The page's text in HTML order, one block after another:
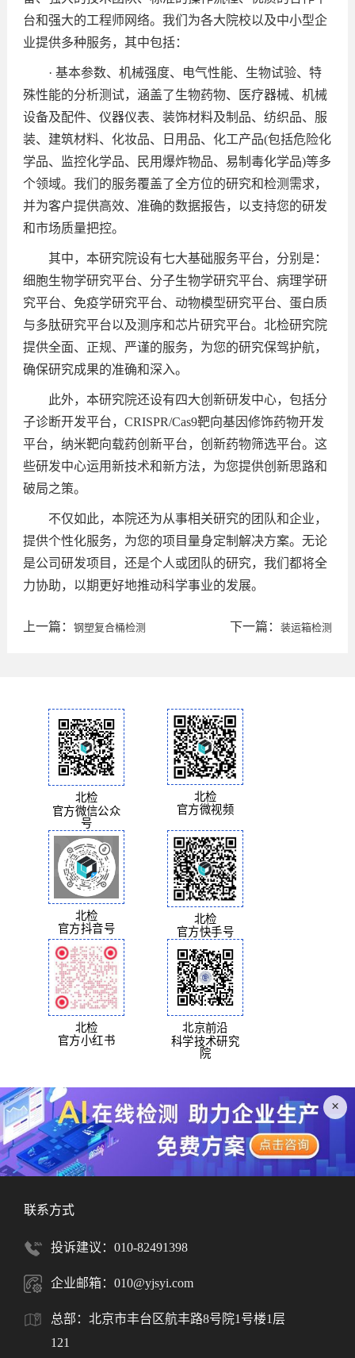
台和强大的工程师网络。我们为各大院校以及中小型企
业提供多种服务，其中包括：
· 基本参数、机械强度、电气性能、生物试验、特
殊性能的分析测试，涵盖了生物药物、医疗器械、机械
设备及配件、仪器仪表、装饰材料及制品、纺织品、服
装、建筑材料、化妆品、日用品、化工产品(包括危险化
学品、监控化学品、民用爆炸物品、易制毒化学品)等多
个领域。我们的服务覆盖了全方位的研究和检测需求，
并为客户提供高效、准确的数据报告，以支持您的研发
和市场质量把控。
其中，本研究院设有七大基础服务平台，分别是：
细胞生物学研究平台、分子生物学研究平台、病理学研
究平台、免疫学研究平台、动物模型研究平台、蛋白质
与多肽研究平台以及测序和芯片研究平台。北检研究院
提供全面、正规、严谨的服务，为您的研究保驾护航，
确保研究成果的准确和深入。
此外，本研究院还设有四大创新研发中心，包括分
子诊断开发平台，CRISPR/Cas9靶向基因修饰药物开发
平台，纳米靶向载药创新平台，创新药物筛选平台。这
些研发中心运用新技术和新方法，为您提供创新思路和
破局之策。
不仅如此，本院还为从事相关研究的团队和企业，
提供个性化服务，为您的项目量身定制解决方案。无论
是公司研发项目，还是个人或团队的研究，我们都将全
力协助，以期更好地推动科学事业的发展。
上一篇： 钢塑复合桶检测 下一篇：装运箱检测
北检
官方微信公众
号
北检
官方微视频
北检
官方抖音号
北检
官方快手号
北检
官方小红书
北京前沿
科学技术研究
院
×
联系方式
投诉建议：010-82491398
企业邮箱：010@yjsyi.com
总部：北京市丰台区航丰路8号院1号楼1层
121